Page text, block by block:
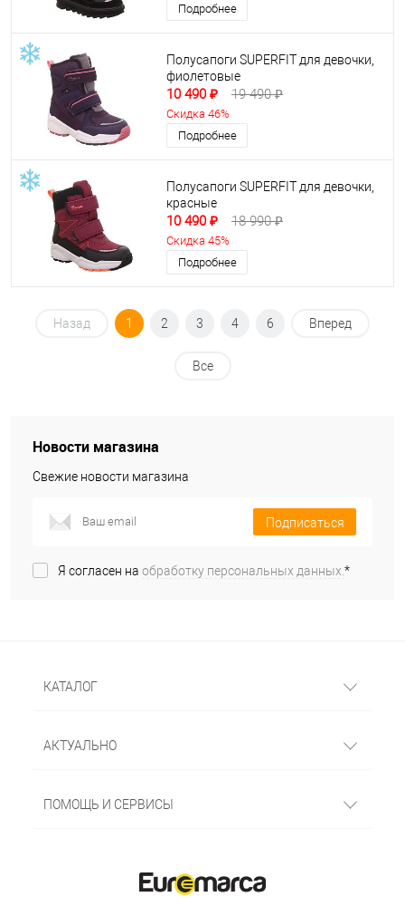
Подробнее
Полусапоги SUPERFIT для девочки,
фиолетовые
10 490 ₽ 19 490 ₽
Скидка 46%
Подробнее
Полусапоги SUPERFIT для девочки,
красные
10 490 ₽ 18 990 ₽
Скидка 45%
Подробнее
Назад 1 2 3 4 6 Вперед
Все
Новости магазина
Свежие новости магазина
Подписаться
Я согласен на обработку персональных данных.*
КАТАЛОГ
АКТУАЛЬНО
ПОМОЩЬ И СЕРВИСЫ